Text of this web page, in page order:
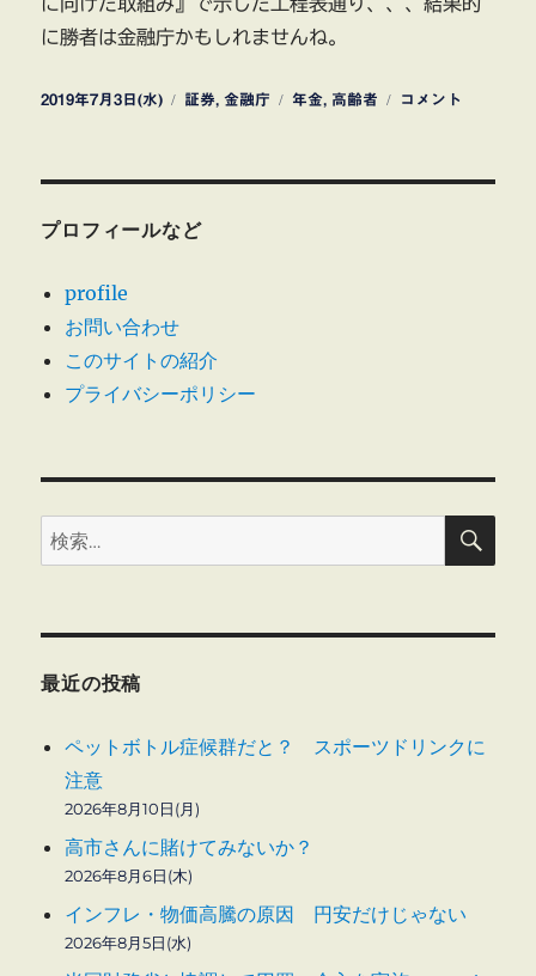
に向けた取組み』で示した工程表通り、、、結果的
に勝者は金融庁かもしれませんね。
投
2019年7月3日(水)
カ
証券,金融庁
タ
年金, 高齢者
金
効
コメント
プロフィールなど
profile
お問い合わせ
このサイトの紹介
プライバシーポリシー
検
索:
検
最近の投稿
ペットボトル症候群だと？ スポーツドリンクに
注意
2026年8月10日(月)
高市さんに賭けてみないか？
2026年8月6日(木)
インフレ・物価高騰の原因 円安だけじゃない
2026年8月5日(水)